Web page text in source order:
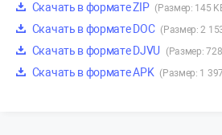
Скачать в формате ZIP (Размер: 145
Скачать в формате DOC (Размер: 2
Скачать в формате DJVU (Размер:
Скачать в формате APK (Размер: 1